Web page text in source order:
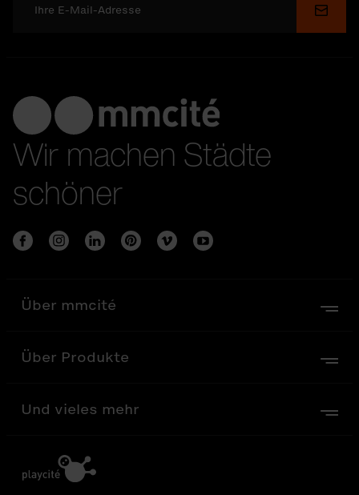
Wir machen Städte
schöner
Über mmcité
Über Produkte
Und vieles mehr